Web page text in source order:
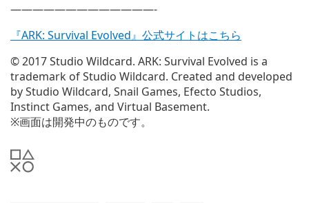
—————————————-
『ARK: Survival Evolved』公式サイトはこちら
© 2017 Studio Wildcard. ARK: Survival Evolved is a
trademark of Studio Wildcard. Created and developed
by Studio Wildcard, Snail Games, Efecto Studios,
Instinct Games, and Virtual Basement.
※画面は開発中のものです。